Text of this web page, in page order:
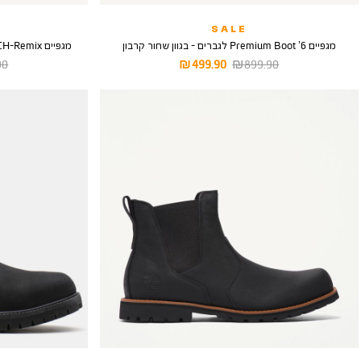
SALE
מגפיים 6’ Premium Boot לגברים - בגוון שחור קרבון
מחיר
499.90 ₪
מחיר
899.90 ₪
מגפיים Rubber Toe 6INCH-Remix לגברים - בגוון כתום
₪